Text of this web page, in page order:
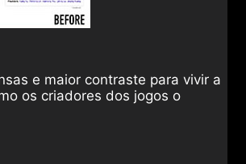
e maior contraste para vivir a
os criadores dos jogos o